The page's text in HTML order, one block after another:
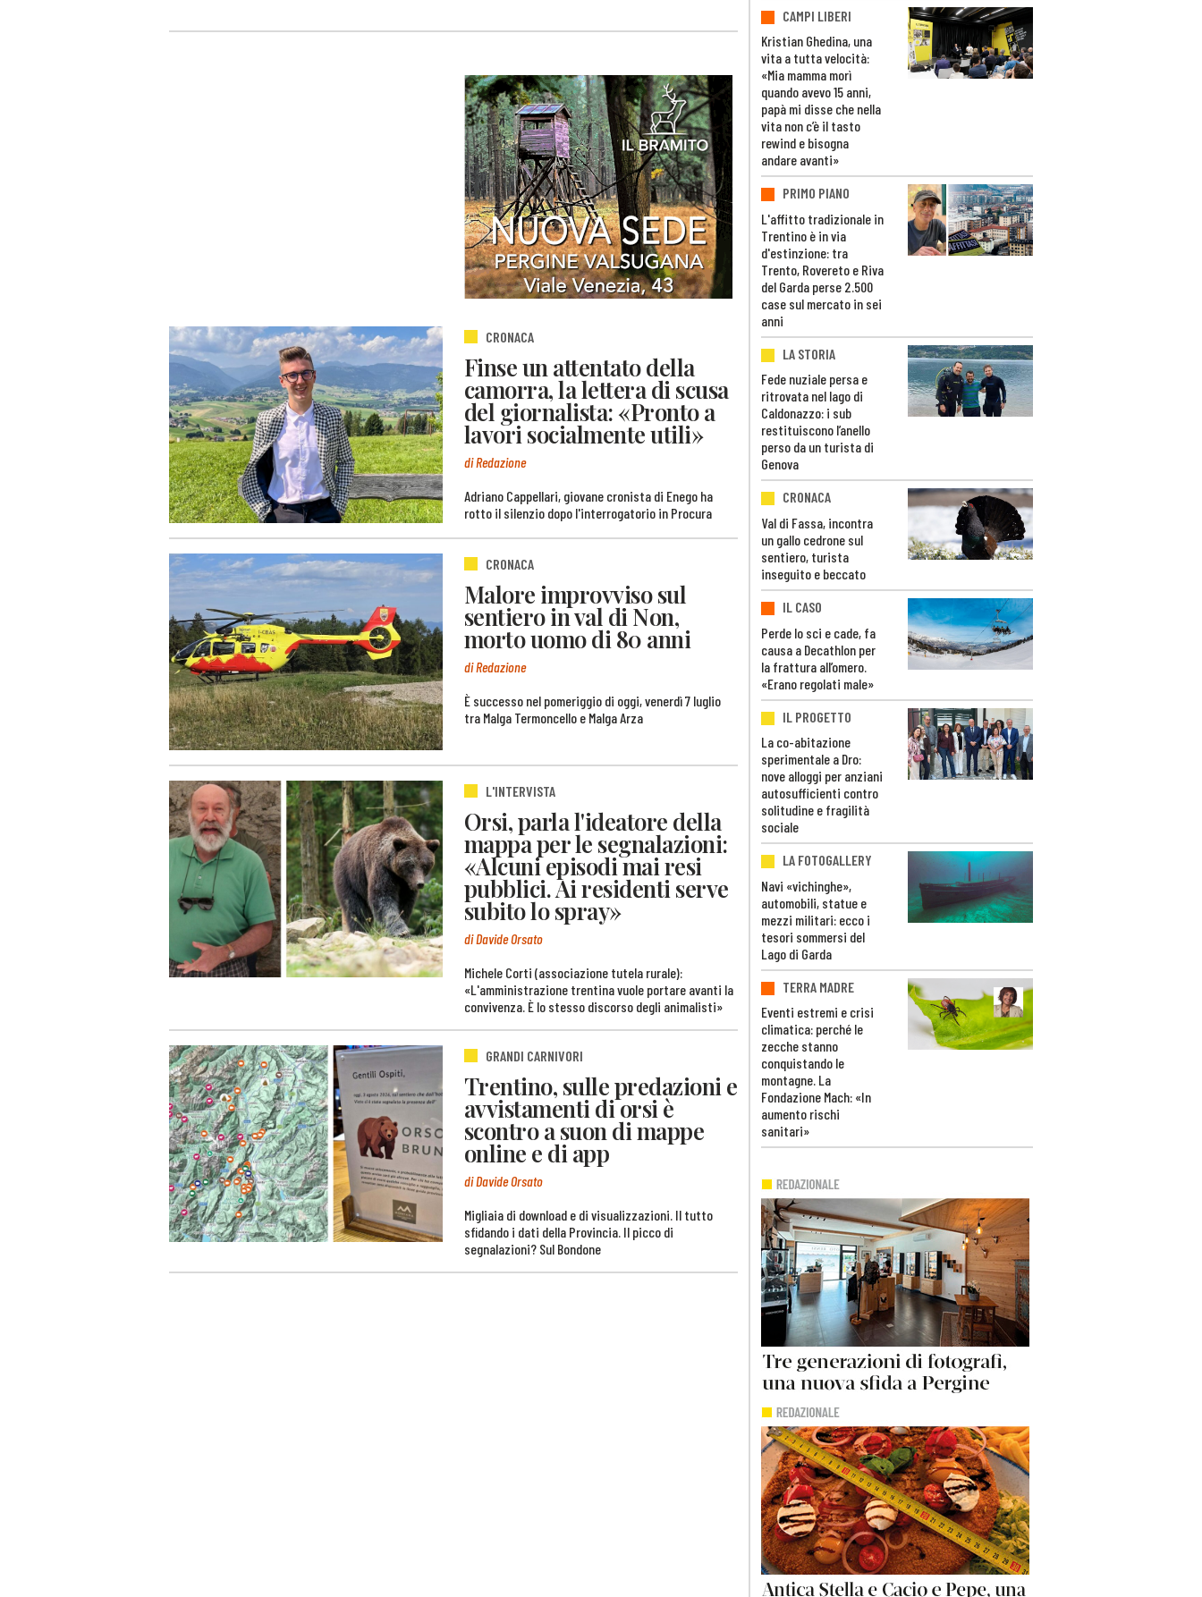
CRONACA
Finse un attentato della
camorra, la lettera di scusa
del giornalista: «Pronto a
lavori socialmente utili»
di Redazione
Adriano Cappellari, giovane cronista di Enego ha
rotto il silenzio dopo l'interrogatorio in Procura
CRONACA
Malore improvviso sul
sentiero in val di Non,
morto uomo di 80 anni
di Redazione
È successo nel pomeriggio di oggi, venerdì 7 luglio
tra Malga Termoncello e Malga Arza
L'INTERVISTA
Orsi, parla l'ideatore della
mappa per le segnalazioni:
«Alcuni episodi mai resi
pubblici. Ai residenti serve
subito lo spray»
di Davide Orsato
Michele Corti (associazione tutela rurale):
«L'amministrazione trentina vuole portare avanti la
convivenza. È lo stesso discorso degli animalisti»
GRANDI CARNIVORI
Trentino, sulle predazioni e
avvistamenti di orsi è
scontro a suon di mappe
online e di app
di Davide Orsato
Migliaia di download e di visualizzazioni. Il tutto
sfidando i dati della Provincia. Il picco di
segnalazioni? Sul Bondone
CAMPI LIBERI
Kristian Ghedina, una
vita a tutta velocità:
«Mia mamma morì
quando avevo 15 anni,
papà mi disse che nella
vita non c’è il tasto
rewind e bisogna
andare avanti»
PRIMO PIANO
L'affitto tradizionale in
Trentino è in via
d'estinzione: tra
Trento, Rovereto e Riva
del Garda perse 2.500
case sul mercato in sei
anni
LA STORIA
Fede nuziale persa e
ritrovata nel lago di
Caldonazzo: i sub
restituiscono l’anello
perso da un turista di
Genova
CRONACA
Val di Fassa, incontra
un gallo cedrone sul
sentiero, turista
inseguito e beccato
IL CASO
Perde lo sci e cade, fa
causa a Decathlon per
la frattura all’omero.
«Erano regolati male»
IL PROGETTO
La co-abitazione
sperimentale a Dro:
nove alloggi per anziani
autosufficienti contro
solitudine e fragilità
sociale
LA FOTOGALLERY
Navi «vichinghe»,
automobili, statue e
mezzi militari: ecco i
tesori sommersi del
Lago di Garda
TERRA MADRE
Eventi estremi e crisi
climatica: perché le
zecche stanno
conquistando le
montagne. La
Fondazione Mach: «In
aumento rischi
sanitari»